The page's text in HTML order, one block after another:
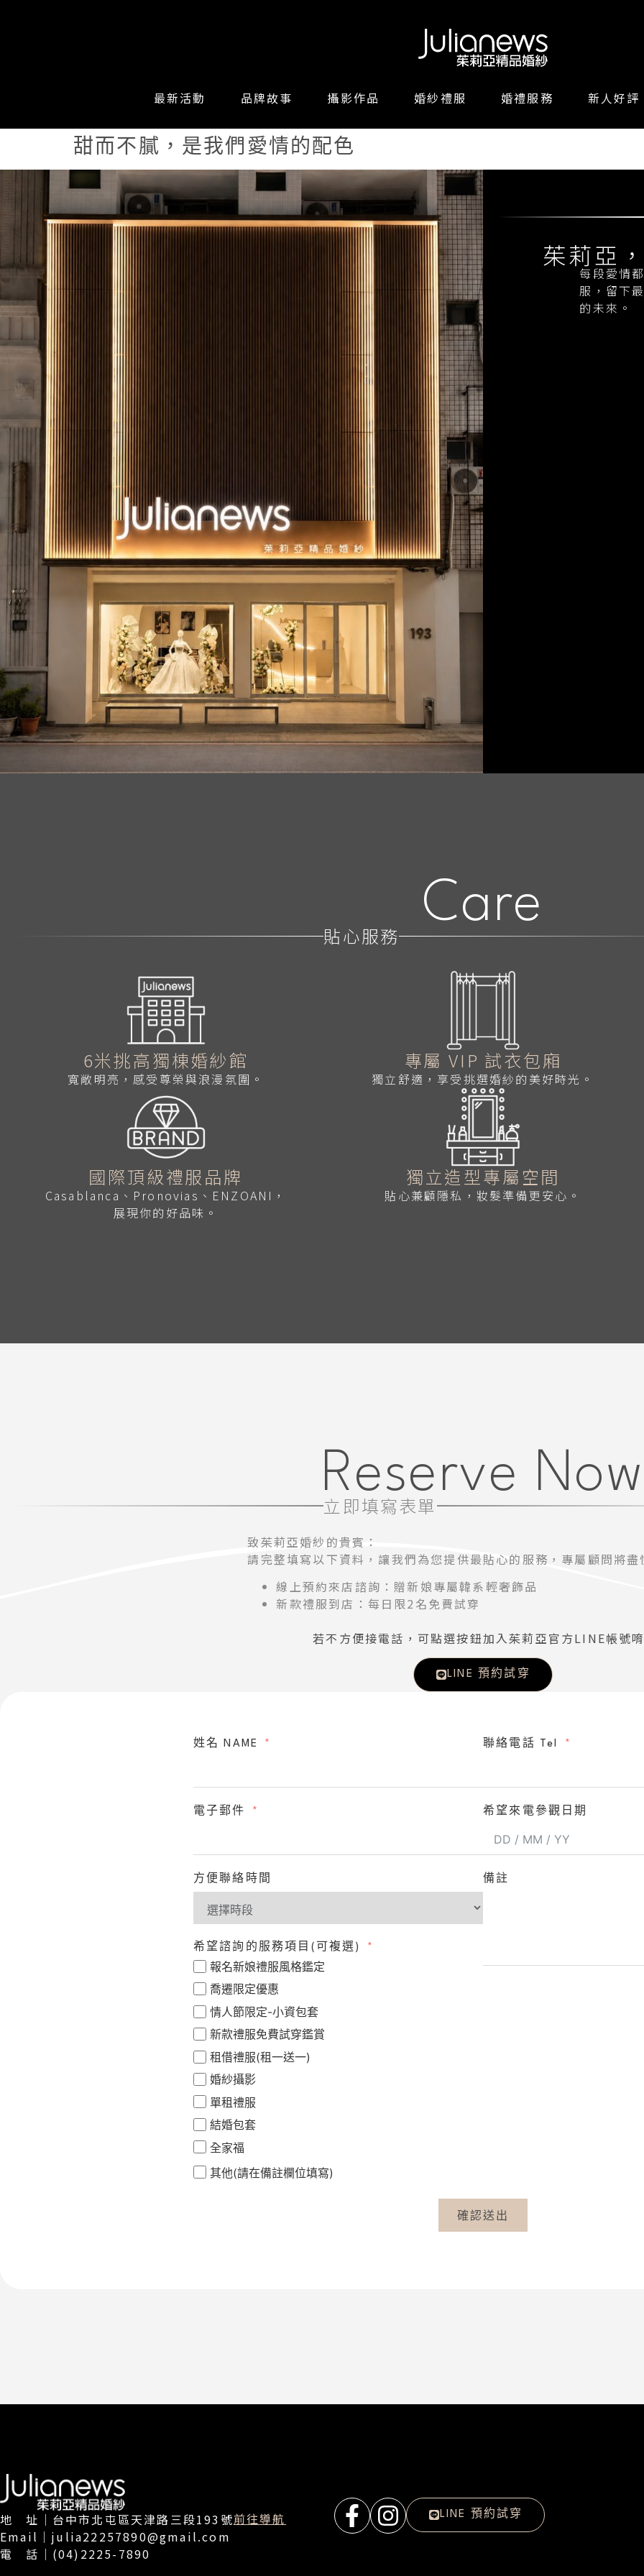
最新活動 品牌故事 攝影作品 婚紗禮服 婚禮服務 新人好評
甜而不膩，是我們愛情的配色
茱莉亞
每段愛情
服，留下
的未來。
Care
貼心服務
6米挑高獨棟婚紗館
寬敞明亮，感受尊榮與浪漫氛圍。
專屬 VIP 試衣包廂
獨立舒適，享受挑選婚紗的美好時光。
國際頂級禮服品牌
Casablanca、Pronovias、ENZOANI，
展現你的好品味。
獨立造型專屬空間
貼心兼顧隱私，妝髮準備更安心。
Reserve
立即填寫表單
致茱莉亞婚紗的貴賓：
請完整填寫以下資料，讓我們為您提供最貼心的服務，專屬顧問將
線上預約來店諮詢：贈新娘專屬韓系輕奢飾品
新款禮服到店：每日限2名免費試穿
若不方便接電話，可點選按鈕加入茱莉亞官方LINE帳號
LINE 預約試穿
姓名 NAME
電子郵件
方便聯絡時間
希望諮詢的服務項目(可複選)
報名新娘禮服風格鑑定
喬遷限定優惠
情人節限定-小資包套
新款禮服免費試穿鑑賞
租借禮服(租一送一)
婚紗攝影
單租禮服
結婚包套
全家福
其他(請在備註欄位填寫)
聯絡電話 Tel
希望來電參觀日期
備註
確認送出
地 址｜台中市北屯區天津路三段193號前往導航
Email｜julia22257890@gmail.com
電 話｜(04)2225-7890
LINE 預約試穿